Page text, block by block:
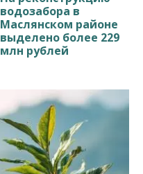
водозабора в
Маслянском районе
выделено более 229
млн рублей